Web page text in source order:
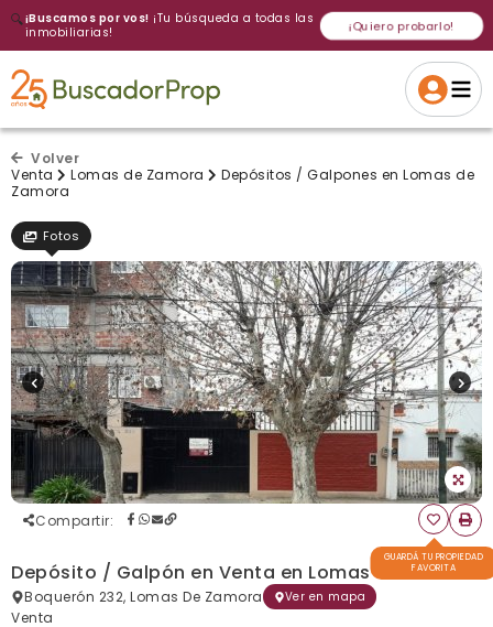
🔍¡Buscamos por vos! ¡Tu búsqueda a todas las
inmobiliarias!
¡Quiero probarlo!
Cancelar Si, eliminar
Gracias
Volver a intentar
Volver
Venta
Lomas de Zamora
Depósitos / Galpones en Lomas de
Zamora
Fotos
Compartir:
GUARDÁ TU PROPIEDAD
FAVORITA
Depósito / Galpón en Venta en Lomas de Zamora
Boquerón 232, Lomas De Zamora Ver en mapa
Venta